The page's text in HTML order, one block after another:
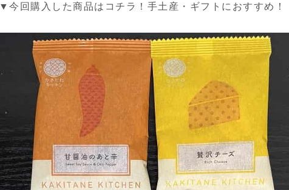
▼今回購入した商品はコチラ！手土産・ギフトにおすすめ！